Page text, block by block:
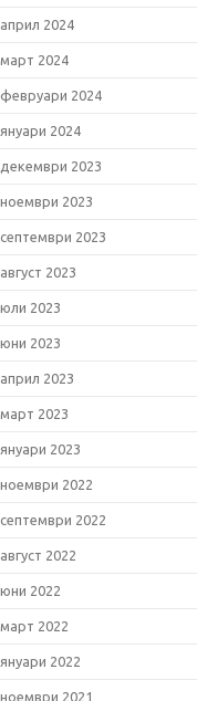
април 2024
март 2024
февруари 2024
януари 2024
декември 2023
ноември 2023
септември 2023
август 2023
юли 2023
юни 2023
април 2023
март 2023
януари 2023
ноември 2022
септември 2022
август 2022
юни 2022
март 2022
януари 2022
ноември 2021